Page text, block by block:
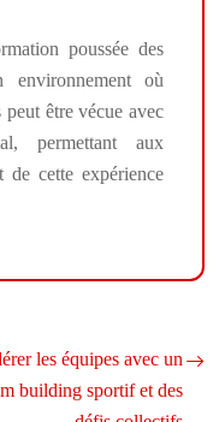
poussée des
environnement où
peut être vécue avec
permettant aux
de cette expérience
les équipes avec un
building sportif et des